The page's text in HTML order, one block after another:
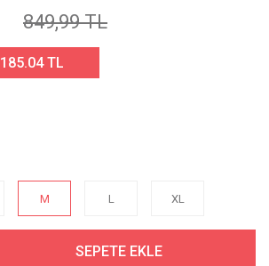
849,99 TL
185.04 TL
M L XL
SEPETE EKLE